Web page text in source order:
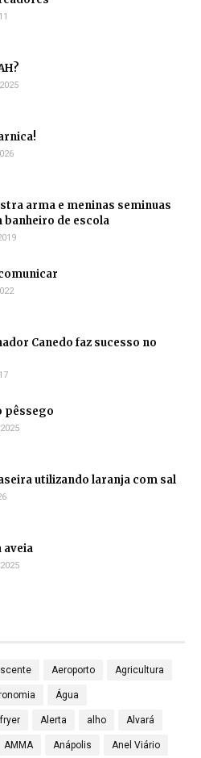
arma e meninas seminuas
banheiro de escola
Canedo faz sucesso no
pêssego
utilizando laranja com sal
aveia
Aeroporto Agricultura
Água
Alerta alho Alvará
AMMA Anápolis Anel Viário